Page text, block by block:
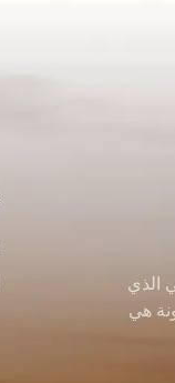
الذي
هي